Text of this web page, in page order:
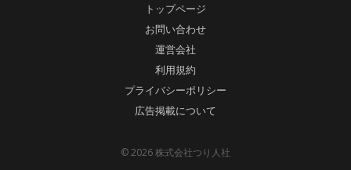
トップページ
お問い合わせ
運営会社
利用規約
プライバシーポリシー
広告掲載について
© 2026 株式会社つり人社